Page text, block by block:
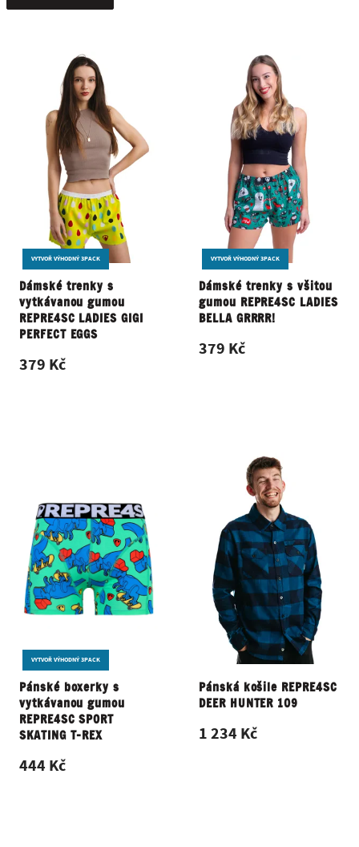
VYTVOŘ VÝHODNÝ 3PACK
Dámské trenky s
vytkávanou gumou
REPRE4SC LADIES GIGI
PERFECT EGGS
379 Kč
VYTVOŘ VÝHODNÝ 3PACK
Dámské trenky s všitou
gumou REPRE4SC LADIES
BELLA GRRRR!
379 Kč
VYTVOŘ VÝHODNÝ 3PACK
Pánské boxerky s
vytkávanou gumou
REPRE4SC SPORT
SKATING T-REX
444 Kč
Pánská košile REPRE4SC
DEER HUNTER 109
1 234 Kč